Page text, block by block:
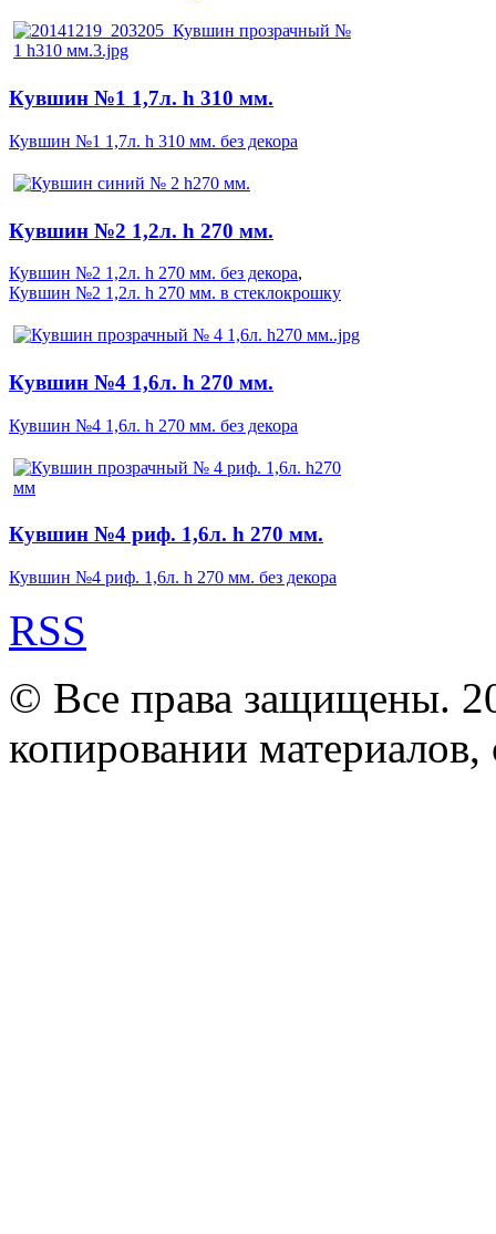
Кувшин №1 1,7л. h 310 мм.
Кувшин №1 1,7л. h 310 мм. без декора
Кувшин №2 1,2л. h 270 мм.
Кувшин №2 1,2л. h 270 мм. без декора,
Кувшин №2 1,2л. h 270 мм. в стеклокрошку
Кувшин №4 1,6л. h 270 мм.
Кувшин №4 1,6л. h 270 мм. без декора
Кувшин №4 риф. 1,6л. h 270 мм.
Кувшин №4 риф. 1,6л. h 270 мм. без декора
RSS
© Все права защищены.
копировании материалов,